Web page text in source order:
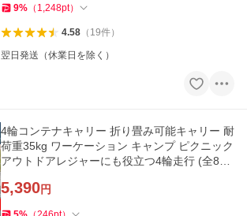
9% （ 1,248pt）
4.58（ 19件）
翌日発送（休業日を除く）
4輪コンテナキャリー 折り畳み可能キャリー 耐
荷重35kg ワーケーション キャンプ ピクニック
アウトドアレジャーにも役立つ4輪走行 (全8色/
5,390円